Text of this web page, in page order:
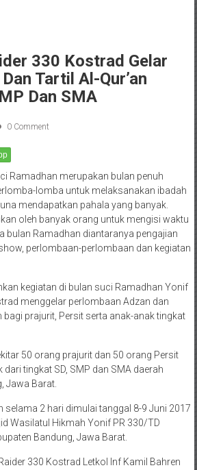
330 Kostrad Gelar
Tartil Al-Qur’an
Dan SMA
0 Comment
Ramadhan merupakan bulan penuh
lomba untuk melaksanakan ibadah
mendapatkan pahala yang banyak.
oleh banyak orang untuk mengisi waktu
bulan Ramadhan diantaranya pengajian
perlombaan-perlombaan dan kegiatan
kegiatan di bulan suci Ramadhan Yonif
menggelar perlombaan Adzan dan
bagi prajurit, Persit serta anak-anak tingkat
50 orang prajurit dan 50 orang Persit
tingkat SD, SMP dan SMA daerah
Jawa Barat.
selama 2 hari dimulai tanggal 8-9 Juni 2017
Wasilatul Hikmah Yonif PR 330/TD
Bandung, Jawa Barat.
330 Kostrad Letkol Inf Kamil Bahren